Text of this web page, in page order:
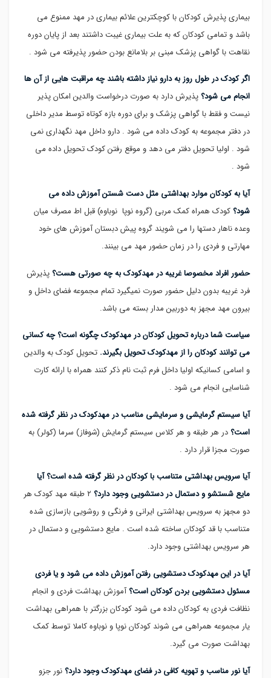
بیماری پذیرش کودکان با کوچکترین علائم بیماری در مهد ممنوع می
باشد و تمامی کودکان که به علت بیماری غیبت داشتند بعد از پایان دوره
نقاهت با گواهی پزشک مبنی بر بلامانع بودن حضور پذیرفته می شود .
اگر کودک در طول روز به دارو نیاز داشته باشند چه مراقبت هایی از آن ها
انجام می شود؟ پذیرش دارد به صورت درخواست والدین امکان پذیر
نیست و فقط با گواهی پزشک و برای دوره بازه کوتاه توسط مدیر داخلی
در دفتر مجموعه به کودک داده می شود . دارو داخل مهد نگهداری نمی
شود . اولیا تحویل دفتر می دهد و موقع رفتن کودک تحویل داده می
شود .
آیا به کودکان موارد بهداشتی مثل دست شستن آموزش داده می
شود؟ کودک همراه کمک مربی (گروه نوپا نوباوه) قبل اط مصرف میان
وعده ناهار دستها را می شویند گروه پیش دبستان آموزش های خود
مهارتی و فردی را در زمان حضور مهد می بینند.
حضور افراد مخصوصا غریبه در مهدکودک به چه صورتی هست؟ پذیرش
فرد غریبه بدون دلیل حضور صورت نمیگیرد تمام مجموعه فضای داخل و
بیرون مهد مجهز به دوربین مدار بسته می باشد.
سیاست شما درباره تحویل کودکان در مهدکودک چگونه است؟ چه کسانی
می توانند کودکان را از مهدکودک تحویل بگیرند. تحویل کودک به والدین
و اسامی کسانیکه اولیا داخل فرم ثبت نام ذکر کنند همراه با ارائه کارت
شناسایی انجام می شود .
آیا سیستم گرمایشی و سرمایشی مناسب در مهدکودک در نظر گرفته شده
است؟ در هر طبقه و هر کلاس سیستم گرمایش (شوفاز) سرما (کولر) به
صورت مجزا قرار دارد .
آیا سرویس بهداشتی متناسب با کودکان در نظر گرفته شده است؟ آیا
مایع شستشو و دستمال در دستشویی وجود دارد؟
۲ طبقه مهد کودک هر
دو مجهز به سرویس بهداشتی ایرانی و فرنگی و روشویی بازسازی شده
متناسب با قد کودکان ساخته شده است . مایع دستشویی و دستمال در
هر سرویس بهداشتی وجود دارد.
آیا در این مهدکودک دستشویی رفتن آموزش داده می شود و یا فردی
مسئول دستشویی بردن کودکان است؟آموزش بهداشت فردی و انجام
نظافت فردی به کودکان داده می شود کودکان بزرگتر با همراهی بهداشت
یار مجموعه همراهی می شوند کودکان نوپا و نوباوه کاملا توسط کمک
بهداشت صورت می گیرد.
آیا نور مناسب و تهویه کافی در فضای مهدکودک وجود دارد؟ نور جزو